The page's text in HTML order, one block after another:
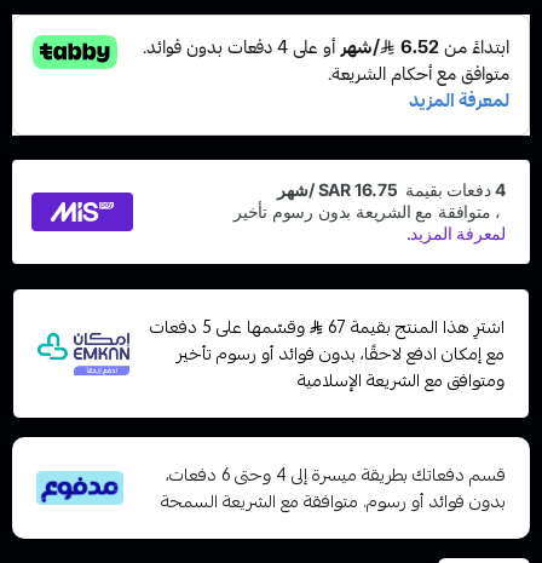
اشترِ هذا المنتج بقيمة 67
وقسّمها على 5 دفعات
مع إمكان ادفع لاحقًا، بدون فوائد أو رسوم تأخير
ومتوافق مع الشريعة الإسلامية
قسم دفعاتك بطريقة ميسرة إلى 4 وحتى 6 دفعات،
بدون فوائد أو رسوم. متوافقة مع الشريعة السمحة